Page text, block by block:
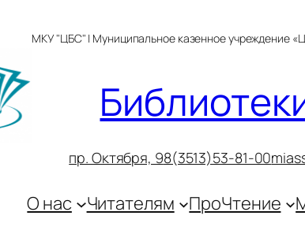
МКУ "ЦБС" | Муниципальное казенное учреждение
пр. Октября, 98(3513)53-81-00
О нас Читателям ПроЧтение